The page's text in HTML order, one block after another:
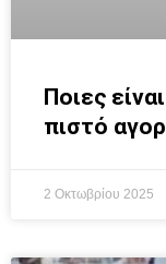
Ποιες
πιστό
2 Οκτωβρίου 2025